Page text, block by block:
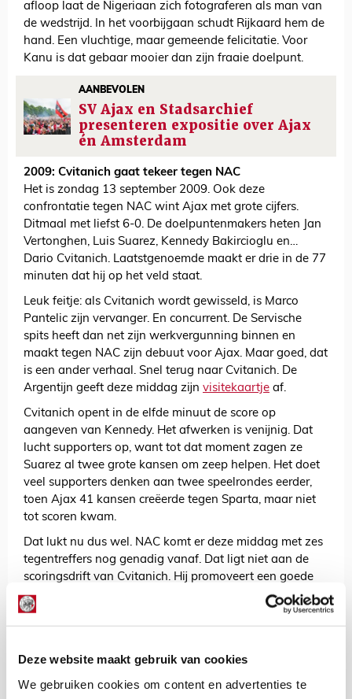
Deze website maakt gebruik van cookies
We gebruiken cookies om content en advertenties te
afloop laat de Nigeriaan zich fotograferen als man van
de wedstrijd. In het voorbijgaan schudt Rijkaard hem de
hand. Een vluchtige, maar gemeende felicitatie. Voor
Kanu is dat gebaar mooier dan zijn fraaie doelpunt.
AANBEVOLEN
SV Ajax en Stadsarchief
presenteren expositie over Ajax
én Amsterdam
2009: Cvitanich gaat tekeer tegen NAC
Het is zondag 13 september 2009. Ook deze
confrontatie tegen NAC wint Ajax met grote cijfers.
Ditmaal met liefst 6-0. De doelpuntenmakers heten Jan
Vertonghen, Luis Suarez, Kennedy Bakircioglu en…
Dario Cvitanich. Laatstgenoemde maakt er drie in de 77
minuten dat hij op het veld staat.
Leuk feitje: als Cvitanich wordt gewisseld, is Marco
Pantelic zijn vervanger. En concurrent. De Servische
spits heeft dan net zijn werkvergunning binnen en
maakt tegen NAC zijn debuut voor Ajax. Maar goed, dat
is een ander verhaal. Snel terug naar Cvitanich. De
Argentijn geeft deze middag zijn visitekaartje af.
Cvitanich opent in de elfde minuut de score op
aangeven van Kennedy. Het afwerken is venijnig. Dat
lucht supporters op, want tot dat moment zagen ze
Suarez al twee grote kansen om zeep helpen. Het doet
veel supporters denken aan twee speelrondes eerder,
toen Ajax 41 kansen creëerde tegen Sparta, maar niet
tot scoren kwam.
Dat lukt nu dus wel. NAC komt er deze middag met zes
tegentreffers nog genadig vanaf. Dat ligt niet aan de
scoringsdrift van Cvitanich. Hij promoveert een goede
aanval via Toby Alderweireld en Demy de Zeeuw tot 4-
0. Nieuweling Pantelic staat langs de kant op voor een
staande ovatie.
De uiteindelijke 6-0 komt ook op naam van Cvitanich.
Rouwelaar te machtig is. Met het schot van ongeveer